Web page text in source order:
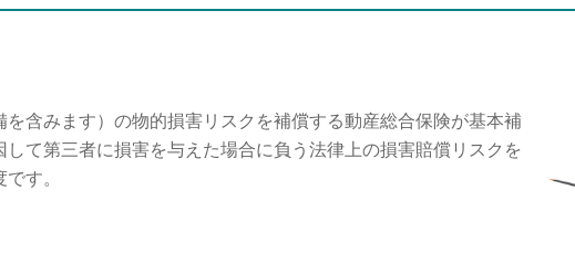
含みます）の物的損害リスクを補償する動産総合保険が基本補
て第三者に損害を与えた場合に負う法律上の損害賠償リスクを
す。